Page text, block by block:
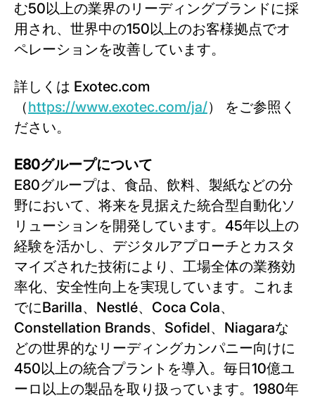
む50以上の業界のリーディングブランドに採
用され、世界中の150以上のお客様拠点でオ
ペレーションを改善しています。
詳しくは Exotec.com
（https://www.exotec.com/ja/） をご参照く
ださい。
E80グループについて
E80グループは、食品、飲料、製紙などの分
野において、将来を見据えた統合型自動化ソ
リューションを開発しています。45年以上の
経験を活かし、デジタルアプローチとカスタ
マイズされた技術により、工場全体の業務効
率化、安全性向上を実現しています。これま
でにBarilla、Nestlé、Coca Cola、
Constellation Brands、Sofidel、Niagaraな
どの世界的なリーディングカンパニー向けに
450以上の統合プラントを導入。毎日10億ユ
ーロ以上の製品を取り扱っています。1980年